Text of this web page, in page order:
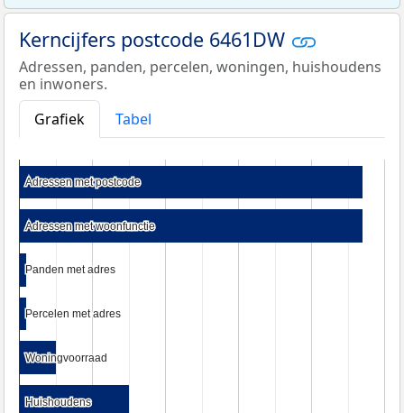
Kerncijfers postcode 6461DW
Adressen, panden, percelen, woningen, huishoudens
en inwoners.
Grafiek
Tabel
Adressen met postcode
Adressen met postcode
Adressen met woonfunctie
Adressen met woonfunctie
Panden met adres
Panden met adres
Percelen met adres
Percelen met adres
Woningvoorraad
Woningvoorraad
Huishoudens
Huishoudens